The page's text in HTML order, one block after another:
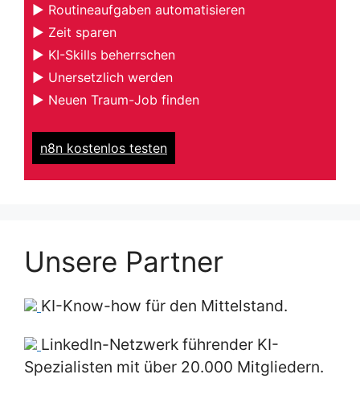
▶ Routineaufgaben automatisieren
▶ Zeit sparen
▶ KI-Skills beherrschen
▶ Unersetzlich werden
▶ Neuen Traum-Job finden
n8n kostenlos testen
Unsere Partner
KI-Know-how für den Mittelstand.
LinkedIn-Netzwerk führender KI-
Spezialisten mit über 20.000 Mitgliedern.